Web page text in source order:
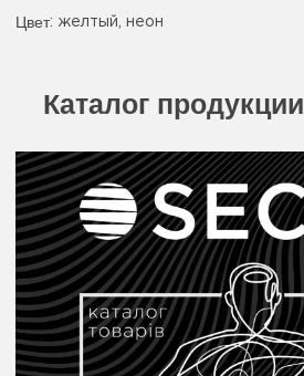
Цвет: желтый неон
Каталог продукции